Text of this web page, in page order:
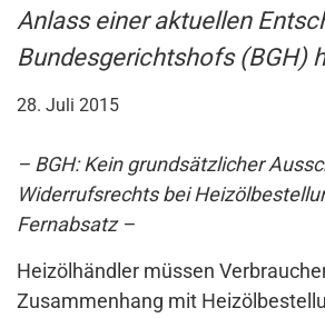
Anlass einer aktuellen
Bundesgerichtshofs (BGH)
28. Juli 2015
– BGH: Kein grundsätzlicher
Widerrufsrechts bei
Fernabsatz –
Heizölhändler müssen
Zusammenhang mit